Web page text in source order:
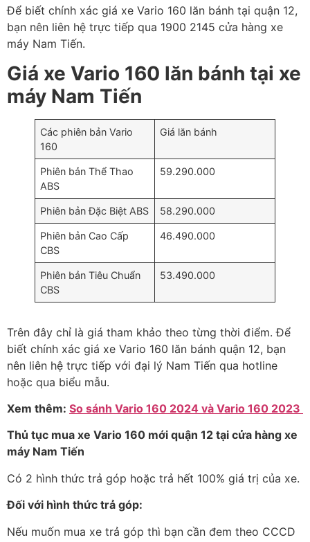
Để biết chính xác giá xe Vario 160 lăn bánh tại quận 12,
bạn nên liên hệ trực tiếp qua 1900 2145 cửa hàng xe
máy Nam Tiến.
Giá xe Vario 160 lăn bánh tại xe
máy Nam Tiến
Các phiên bản Vario
160
Giá lăn bánh
Phiên bản Thể Thao
ABS
59.290.000
Phiên bản Đặc Biệt ABS 58.290.000
Phiên bản Cao Cấp
CBS
46.490.000
Phiên bản Tiêu Chuẩn
CBS
53.490.000
Trên đây chỉ là giá tham khảo theo từng thời điểm. Để
biết chính xác giá xe Vario 160 lăn bánh quận 12, bạn
nên liên hệ trực tiếp với đại lý Nam Tiến qua hotline
hoặc qua biểu mẫu.
Xem thêm: So sánh Vario 160 2024 và Vario 160 2023
Thủ tục mua xe Vario 160 mới quận 12 tại cửa hàng xe
máy Nam Tiến
Có 2 hình thức trả góp hoặc trả hết 100% giá trị của xe.
Đối với hình thức trả góp:
Nếu muốn mua xe trả góp thì bạn cần đem theo CCCD